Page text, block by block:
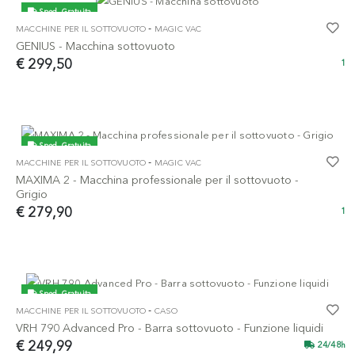
Sped. Gratuita
MACCHINE PER IL SOTTOVUOTO - MAGIC VAC
GENIUS - Macchina sottovuoto
€ 299,50 1
Sped. Gratuita
MACCHINE PER IL SOTTOVUOTO - MAGIC VAC
MAXIMA 2 - Macchina professionale per il sottovuoto -
Grigio
€ 279,90 1
Sped. Gratuita
MACCHINE PER IL SOTTOVUOTO - CASO
VRH 790 Advanced Pro - Barra sottovuoto - Funzione liquidi
€ 249,99 24/48h